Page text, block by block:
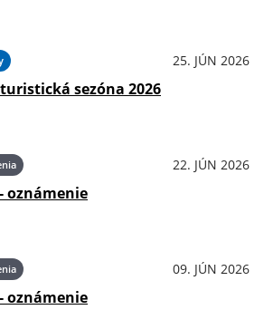
25. JÚN 2026
sezóna 2026
22. JÚN 2026
oznámenie
09. JÚN 2026
oznámenie